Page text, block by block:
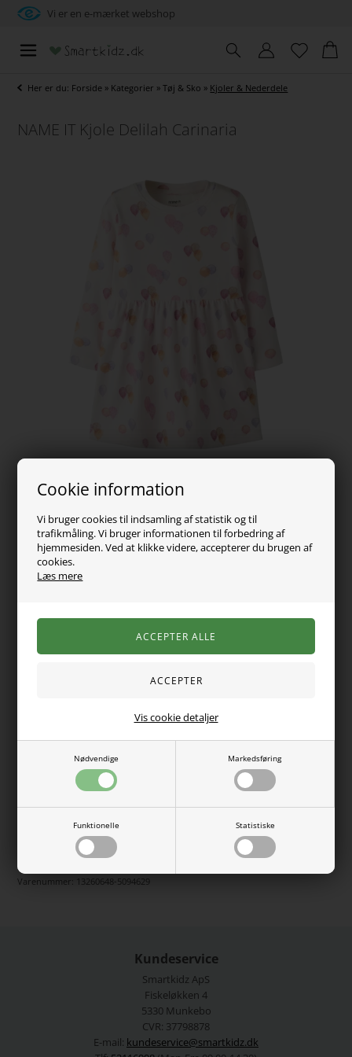
Cookie information
Vi bruger cookies til indsamling af statistik og til
trafikmåling. Vi bruger informationen til forbedring af
hjemmesiden. Ved at klikke videre, accepterer du brugen af
cookies.
Læs mere
Nødvendige Markedsføring
Funktionelle Statistiske
Vis cookie detaljer
Vi er en e-mærket webshop
Her er du: Forside » Kategorier »Tøj & Sko » Kjoler & Nederdele
NAME IT Kjole Delilah Carinaria
179,00DKK
Vælg Størrelse
Denne søde kjole har et legende allover-print med farverige
Fremstillet i blød ribstrik med god elasticitet for en behagelig
pasform.
Farve: Carinaria
Pasform: Regular Fit
Materiale: 57% økologisk bomuld, 38% TENCEL™ Modal, 5%
elastan
Vaskeanvisning: Maskinvask 40°C, tørresnor i skyggen
Name It
Varenummer: 13260648-5094629
Kundeservice
Smartkidz ApS
Fiskeløkken 4
5330 Munkebo
CVR: 37798878
E-mail: kundeservice@smartkidz.dk